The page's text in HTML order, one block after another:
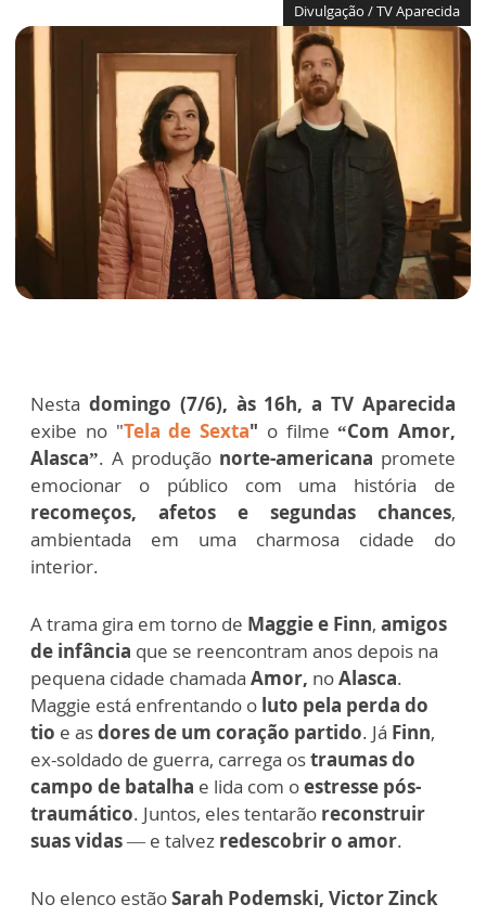
Divulgação / TV Aparecida
Nesta domingo (7/6), às 16h, a TV Aparecida
exibe no "Tela de Sexta" o filme“Com Amor,
Alasca”. A produção norte-americana promete
emocionar o público com uma história de
recomeços, afetos e segundas chances,
ambientada em uma charmosa cidade do
interior.
A trama gira em torno de Maggie e Finn, amigos
de infância que se reencontram anos depois na
pequena cidade chamada Amor, noAlasca.
Maggie está enfrentando o luto pela perda do
tio e asdores de um coração partido. Já Finn,
ex-soldado de guerra, carrega ostraumas do
campo de batalha e lida com oestresse pós-
traumático. Juntos, eles tentarão reconstruir
suas vidas— e talvez redescobrir o amor.
No elenco estãoSarah Podemski, Victor Zinck